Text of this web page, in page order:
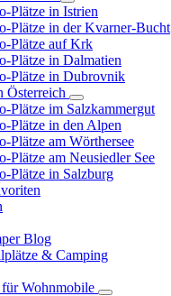
Plätze in Istrien
Plätze in der Kvarner-Bucht
Plätze auf Krk
Plätze in Dalmatien
Plätze in Dubrovnik
Österreich
Plätze im Salzkammergut
Plätze in den Alpen
Plätze am Wörthersee
Plätze am Neusiedler See
Plätze in Salzburg
Blog
& Camping
Wohnmobile